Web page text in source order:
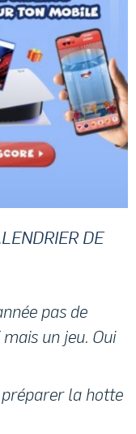
DE
pas de
un jeu. Oui
la hotte